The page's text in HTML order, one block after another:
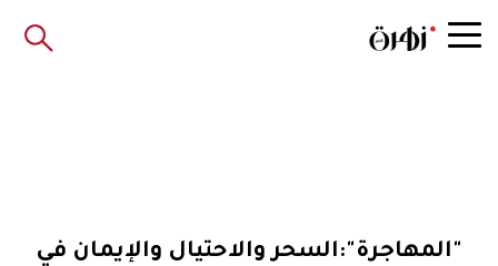
"المهاجرة":السحر والاحتيال والإيمان في